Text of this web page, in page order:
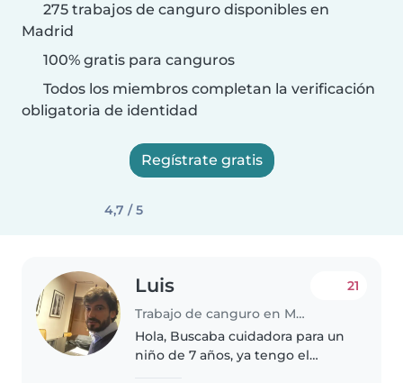
275 trabajos de canguro disponibles en
Madrid
100% gratis para canguros
Todos los miembros completan la verificación
obligatoria de identidad
Regístrate gratis
4,7 / 5
Luis
Trabajo de canguro en Madrid
21
Hola, Buscaba cuidadora para un
niño de 7 años, ya tengo el